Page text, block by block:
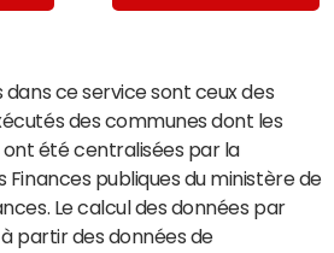
ce service sont ceux des
des communes dont les
été centralisées par la
publiques du ministère de
Le calcul des données par
partir des données de